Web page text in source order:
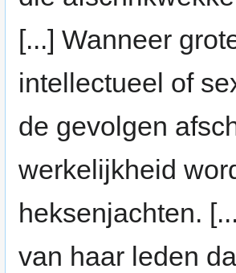
[...] Wanneer
intellectueel of
de gevolgen
werkelijkheid
heksenjachten.
van haar leden